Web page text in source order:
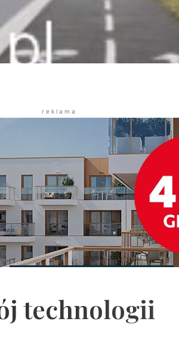
r e k l a m a
technologii